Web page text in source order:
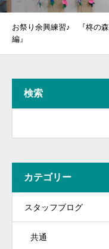
お祭り余興練習♪ 『柊の森
編』
検索
カテゴリー
スタッフブログ
共通